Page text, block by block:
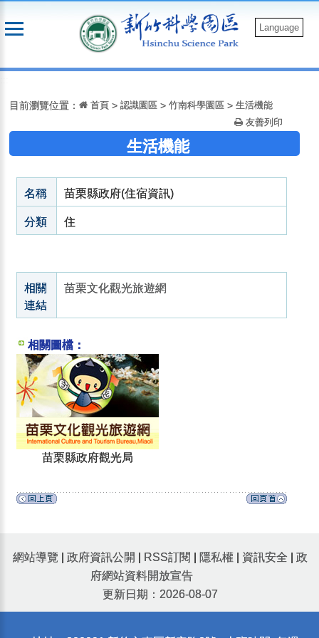
到
Language
目前瀏覽位置： 首頁 >認識園區 >竹南科學園區 >生活機能
友善列印
生活機能
名稱 苗栗縣政府(住宿資訊)
分類 住
相關
連結
苗栗文化觀光旅遊網
相關圖檔：
苗栗縣政府觀光局
網站導覽 政府資訊公開 RSS訂閱 隱私權 資訊安全
政
府網站資料開放宣告
更新日期：2026-08-07